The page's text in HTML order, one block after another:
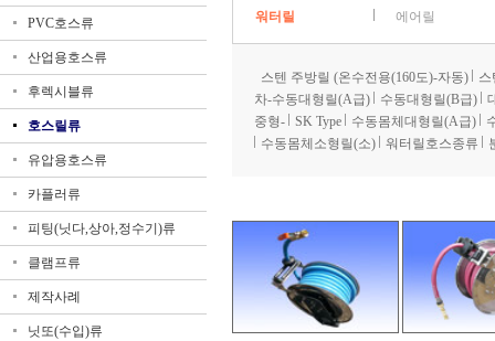
PVC호스류
산업용호스류
후렉시블류
호스릴류
유압용호스류
카플러류
피팅(닛다,상아,정수기)류
클램프류
제작사례
닛또(수입)류
워터릴 에어릴
스텐 주방릴 (온수전용(160도)-자동)
차-수동대형릴(A급)
수동대형릴(B급)
중형-
SK Type 수동몸체대형릴(A급)
수동몸체소형릴(소)
워터릴호스종류